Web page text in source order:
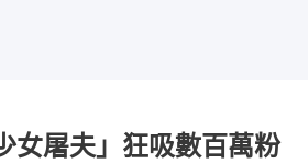
女屠夫」狂吸數百萬粉